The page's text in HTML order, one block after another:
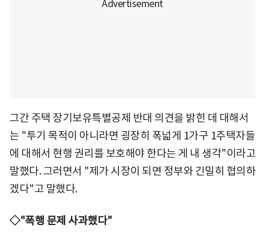
그간 주택 장기보유특별공제 반대 의견을 밝힌 데 대해서
는 "투기 목적이 아니라면 굉장히 폭넓게 1가구 1주택자들
에 대해서 현행 권리를 보호해야 한다는 게 내 생각"이라고
말했다. 그러면서 "제가 시장이 되면 정부와 긴밀히 협의하
겠다"고 말했다.
◇"폭행 문제 사과했다"